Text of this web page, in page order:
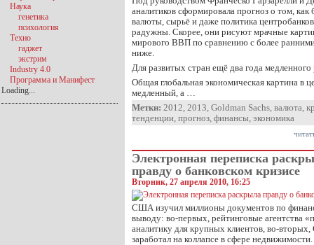
аналитиков сформировала прогноз о том, как
валюты, сырьё и даже политика
радужны. Скорее, они рисуют мрачные
мирового ВВП по сравнению с более
ниже.
Для развитых стран ещё два года медленного
Общая глобальная экономическая картина в
медленный, а …
Метки: 2012, 2013, Goldman Sachs, валюта,
тенденции, прогноз, финансы, экономика
Электронная переписка
правду о банковском кризисе
Вторник, 27 апреля 2010, 16:25
США изучил миллионы документов по
выводу: во-первых, рейтинговые агентства
аналитику для крупных клиентов, во-вторых,
заработал на коллапсе в сфере недвижимости.
Наука
генетика
психология
Техно
гаджет
экстрим
Industry 4.0
Программа и Манифест
Loading...